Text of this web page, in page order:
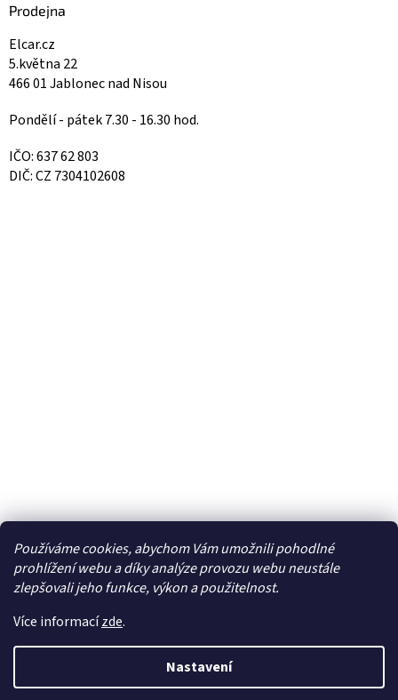
Používáme cookies, abychom Vám umožnili pohodlné
prohlížení webu a díky analýze provozu webu neustále
zlepšovali jeho funkce, výkon a použitelnost.
Více informacízde.
Nastavení
Prodejna
Elcar.cz
5.května 22
466 01 Jablonec nad Nisou
Pondělí - pátek 7.30 - 16.30 hod.
IČO: 637 62 803
DIČ: CZ 7304102608
Facebook
Vytvořil Shoptet
Copyright 2026Elcar - elektrospecialista - RC modely,